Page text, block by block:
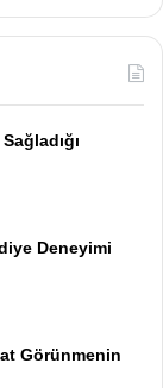
Deneyimi
Görünmenin